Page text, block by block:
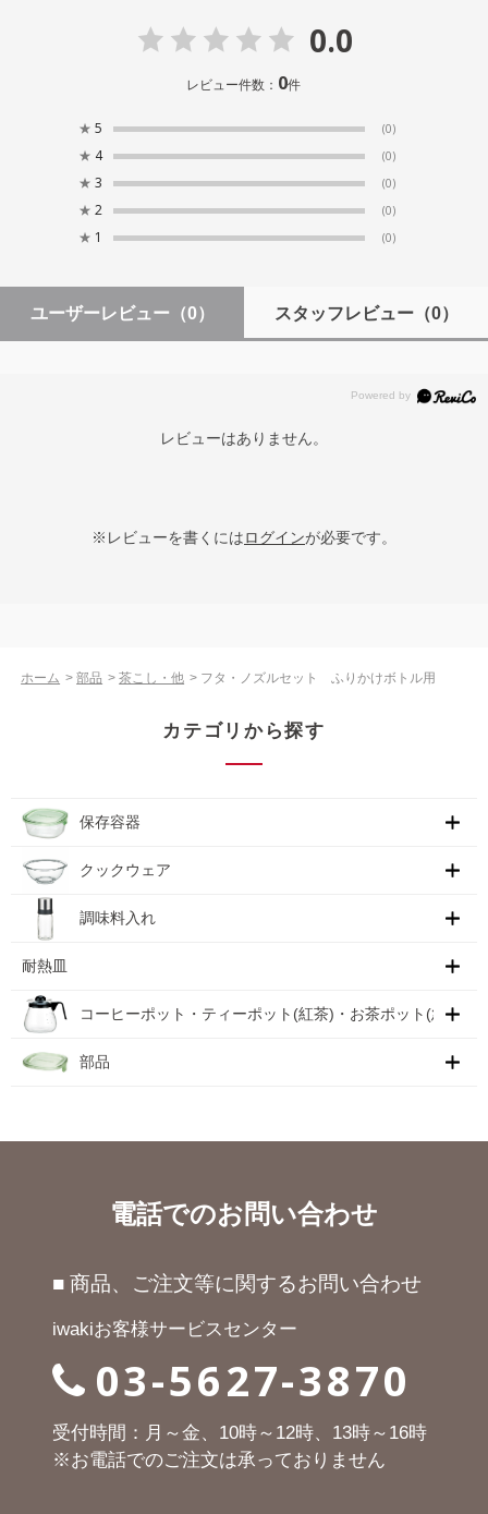
0.0
レビュー件数： 0件
★ 5 (0)
★ 4 (0)
★ 3 (0)
★ 2 (0)
★ 1 (0)
ユーザーレビュー （0） スタッフレビュー（0）
レビューはありません。
※レビューを書くにはログインが必要です。
ホーム >部品 >茶こし・他 > フタ・ノズルセット ふりかけボトル用
カテゴリから探す
保存容器
クックウェア
調味料入れ
耐熱皿
コーヒーポット・ティーポット(紅茶)・お茶ポット(急須)
部品
電話でのお問い合わせ
■ 商品、ご注文等に関するお問い合わせ
iwakiお客様サービスセンター
03-5627-3870
受付時間：月～金、10時～12時、13時～16時
※お電話でのご注文は承っておりません